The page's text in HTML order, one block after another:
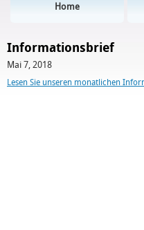
Home
Informationsbrief
Mai 7, 2018
Lesen Sie unseren monatlichen